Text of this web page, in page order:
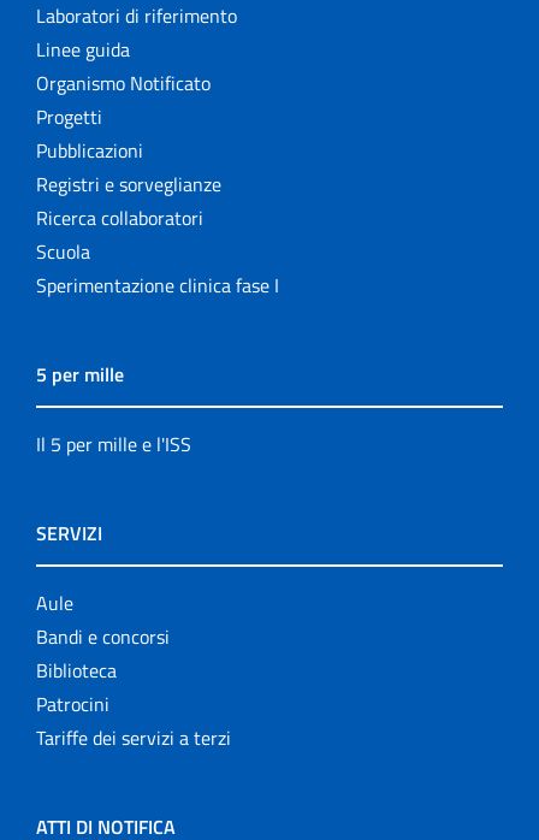
Laboratori di riferimento
Linee guida
Organismo Notificato
Progetti
Pubblicazioni
Registri e sorveglianze
Ricerca collaboratori
Scuola
Sperimentazione clinica fase I
5 per mille
Il 5 per mille e l'ISS
SERVIZI
Aule
Bandi e concorsi
Biblioteca
Patrocini
Tariffe dei servizi a terzi
ATTI DI NOTIFICA